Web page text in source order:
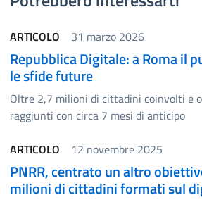
ARTICOLO 31 marzo 2026
Repubblica Digitale: a Roma il
le sfide future
Oltre 2,7 milioni di cittadini coinvolti e
raggiunti con circa 7 mesi di anticipo
ARTICOLO
12 novembre 2025
PNRR, centrato un altro
milioni di cittadini formati sul